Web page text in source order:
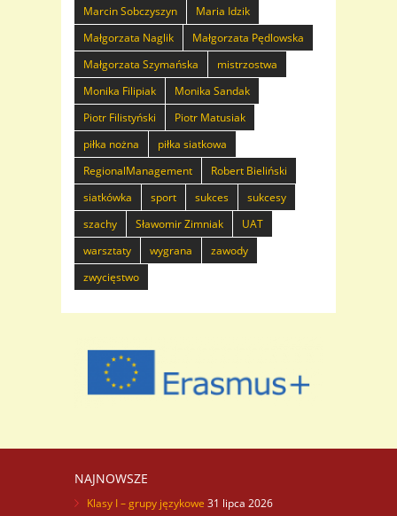
Marcin Sobczyszyn
Maria Idzik
Małgorzata Naglik
Małgorzata Pędlowska
Małgorzata Szymańska
mistrzostwa
Monika Filipiak
Monika Sandak
Piotr Filistyński
Piotr Matusiak
piłka nożna
piłka siatkowa
RegionalManagement
Robert Bieliński
siatkówka
sport sukces
sukcesy
szachy
Sławomir Zimniak
UAT
warsztaty
wygrana
zawody
zwycięstwo
NAJNOWSZE
Klasy I – grupy językowe 31 lipca 2026